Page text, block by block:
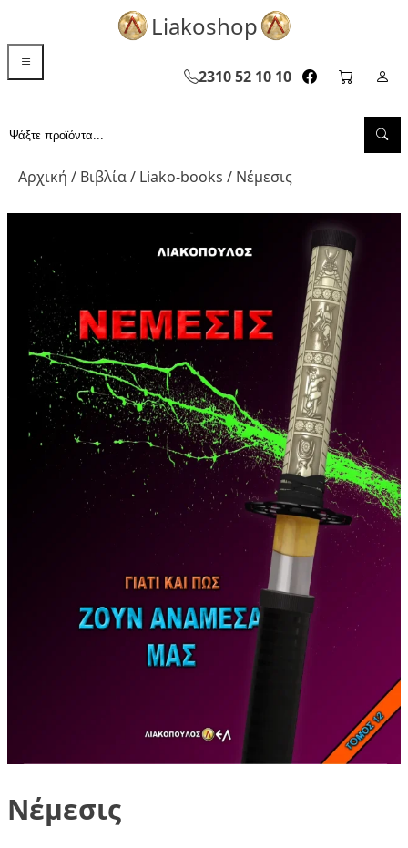
Liakoshop
2310 52 10 10 facebook
cart
Αναζήτηση...
Αρχική / Βιβλία/ Liako-books / Νέμεσις
Νέμεσις